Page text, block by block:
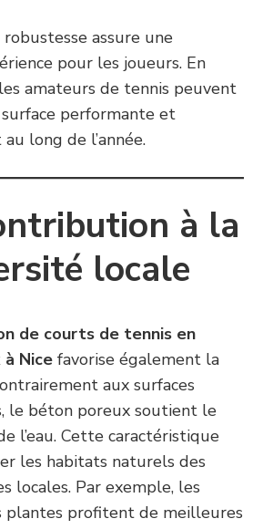
assure une
pour les joueurs. En
amateurs de tennis peuvent
performante et
long de l’année.
à la
locale
de courts de tennis en
Nice favorise également la
aux surfaces
le béton poreux soutient le
l’eau. Cette caractéristique
les habitats naturels des
locales. Par exemple, les
plantes profitent de meilleures